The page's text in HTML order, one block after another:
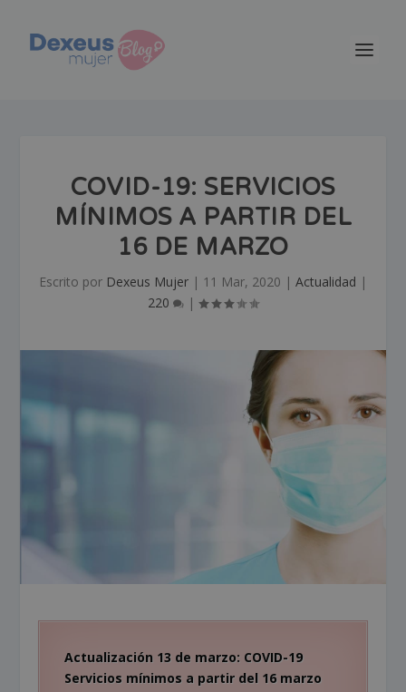
COVID-19: SERVICIOS
MÍNIMOS A PARTIR DEL
16 DE MARZO
Escrito por Dexeus Mujer | 11 Mar, 2020 | Actualidad |
220
|
Actualización 13 de marzo: COVID-19
Servicios mínimos a partir del 16 marzo